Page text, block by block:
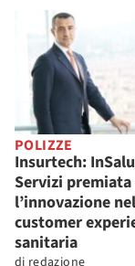
POLIZZE
Insurtech:
Servizi
l’innovazione
customer
sanitaria
di redazione